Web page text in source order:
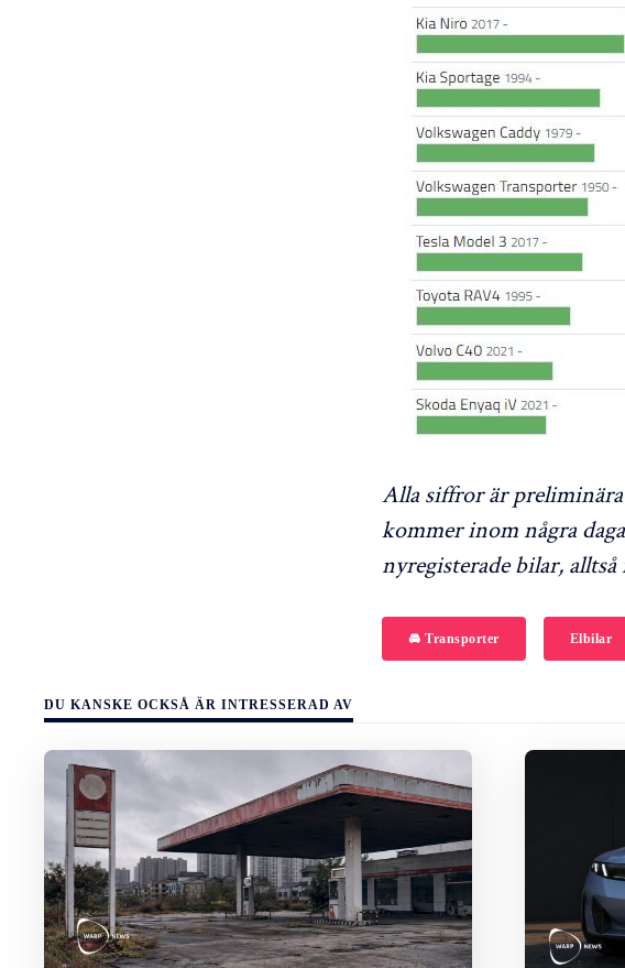
Alla siffror är
kommer inom några
nyregisterade bilar,
🚘 Transporter Elbilar
DU KANSKE OCKSÅ ÄR INTRESSERAD AV